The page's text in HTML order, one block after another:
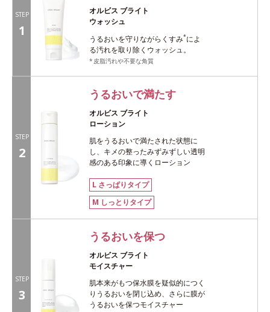
STEP
1
オルビス ブライト
ウォッシュ
うるおいを守りながらくすみ*によ
る汚れを取り除くウォッシュ。
皮脂汚れや不要な角質
STEP
2
うるおいで満たす
オルビス ブライト
ローション
肌をうるおいで満たされた状態に
し、キメの整ったみずみずしい透明
感のある印象に導くローション
L さっぱりタイプ
M しっとりタイプ
STEP
3
うるおいを保つ
オルビス ブライト
モイスチャー
肌本来がもつ保水膜を疑似的につく
りうるおいを閉じ込め、さらに膜が
うるおいを保つモイスチャー